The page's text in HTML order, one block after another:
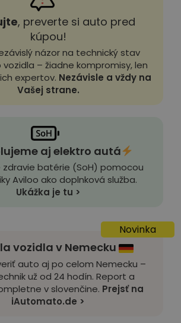
, preverte si auto pred
kúpou!
názor na technický stav
– žiadne kompromisy, len
expertov. Nezávisle a vždy na
Vašej strane.
aj elektro autá
batérie (SoH) pomocou
Aviloo ako doplnková služba.
Ukážka je tu >
Novinka
vozidla v Nemecku
auto aj po celom Nemecku –
už od 24 hodín. Report a
v slovenčine. Prejsť na
iAutomato.de >